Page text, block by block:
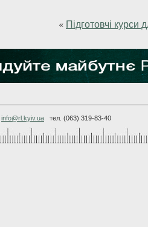
« Підготовчі курси
info@rl.kyiv.ua тел. (063) 319-83-40